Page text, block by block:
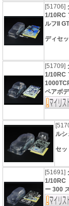
[51706]
1/10RC
ルフII
ディセ
[51709]
1/10RC
ペアボ
ルシ
セッ
[51691]
1/10RC
ー 300